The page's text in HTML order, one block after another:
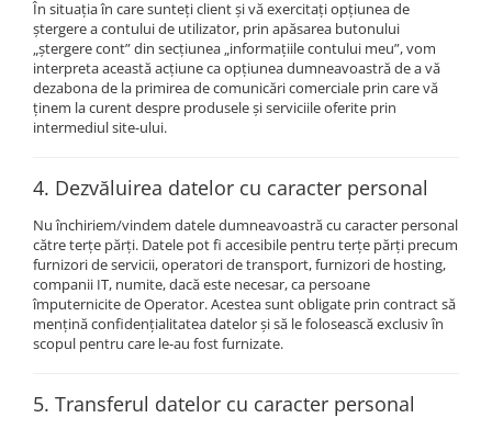
În situația în care sunteți client și vă exercitați opțiunea de
ștergere a contului de utilizator, prin apăsarea butonului
„ștergere cont” din secțiunea „informațiile contului meu”, vom
interpreta această acțiune ca opțiunea dumneavoastră de a vă
dezabona de la primirea de comunicări comerciale prin care vă
ținem la curent despre produsele și serviciile oferite prin
intermediul site-ului.
4. Dezvăluirea datelor cu caracter personal
Nu închiriem/vindem datele dumneavoastră cu caracter personal
către terțe părți. Datele pot fi accesibile pentru terțe părți precum
furnizori de servicii, operatori de transport, furnizori de hosting,
companii IT, numite, dacă este necesar, ca persoane
împuternicite de Operator. Acestea sunt obligate prin contract să
mențină confidențialitatea datelor și să le folosească exclusiv în
scopul pentru care le-au fost furnizate.
5. Transferul datelor cu caracter personal